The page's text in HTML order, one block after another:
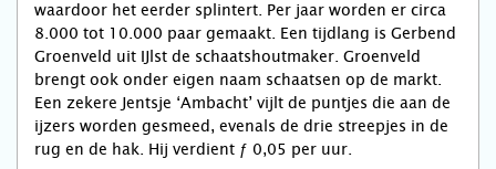
waardoor het eerder splintert. Per jaar worden er circa
8.000 tot 10.000 paar gemaakt. Een tijdlang is Gerbend
Groenveld uit IJlst de schaatshoutmaker. Groenveld
brengt ook onder eigen naam schaatsen op de markt.
Een zekere Jentsje ‘Ambacht’ vijlt de puntjes die aan de
ijzers worden gesmeed, evenals de drie streepjes in de
rug en de hak. Hij verdient ƒ 0,05 per uur.